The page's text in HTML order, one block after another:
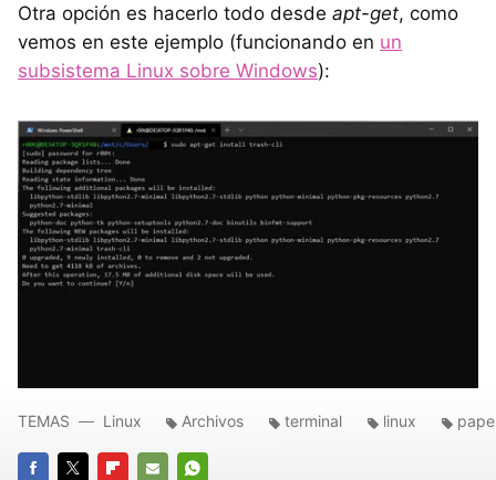
Otra opción es hacerlo todo desde apt-get, como
vemos en este ejemplo (funcionando en un
subsistema Linux sobre Windows):
TEMAS Linux Archivos terminal linux